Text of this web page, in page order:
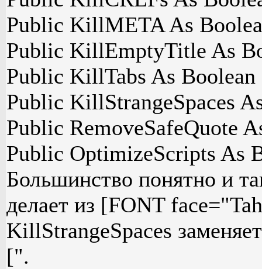
Public KillMETA As
Public KillEmptyTitle As
Public KillTabs As Boolean
Public KillStrangeSpaces
Public RemoveSafeQuote
Public OptimizeScripts As
Большинство понятно и
делает из [FONT
KillStrangeSpaces
[".